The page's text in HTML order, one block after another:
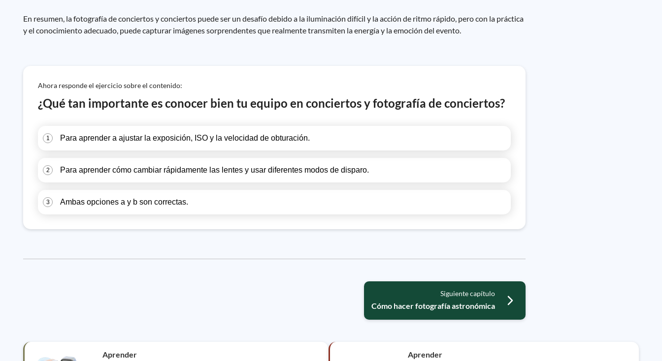
En resumen, la fotografía de conciertos y conciertos puede ser un desafío debido a la iluminación difícil y la acción de ritmo rápido, pero con la práctica
y el conocimiento adecuado, puede capturar imágenes sorprendentes que realmente transmiten la energía y la emoción del evento.
Ahora responde el ejercicio sobre el contenido:
¿Qué tan importante es conocer bien tu equipo en conciertos y fotografía de conciertos?
1 Para aprender a ajustar la exposición, ISO y la velocidad de obturación.
2 Para aprender cómo cambiar rápidamente las lentes y usar diferentes modos de disparo.
3 Ambas opciones a y b son correctas.
Siguiente capítulo
​​​​Cómo hacer fotografía astronómica
Aprender Aprender